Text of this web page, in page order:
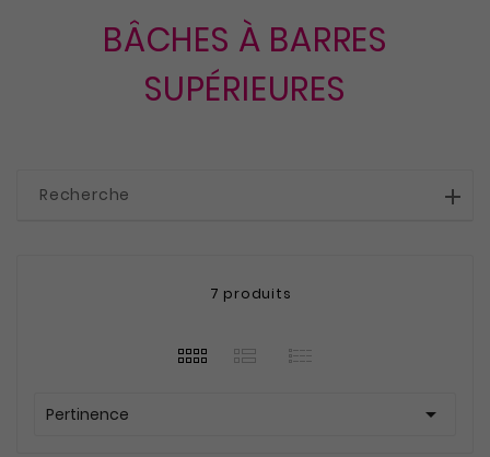
BÂCHES À BARRES
SUPÉRIEURES
Recherche
7 produits
Pertinence 